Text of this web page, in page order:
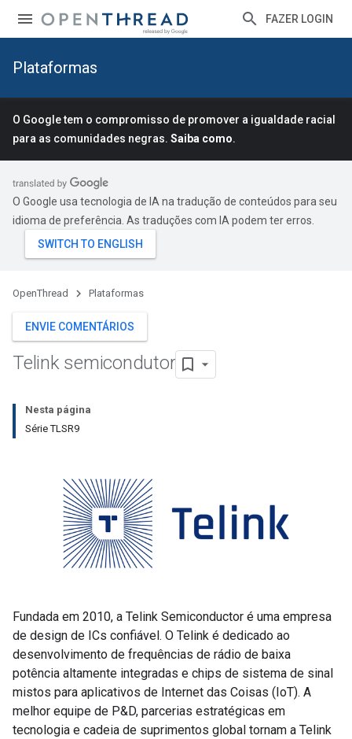
FAZER LOGIN
Plataformas
O Google tem o compromisso de promover a igualdade racial
para as comunidades negras. Saiba como.
O Google usa tecnologia de IA na tradução de conteúdos para seu
idioma de preferência. As traduções com IA podem ter erros.
OpenThread Plataformas
ENVIE COMENTÁRIOS
Telink semicondutor
Nesta página
Série TLSR9
Fundada em 2010, a Telink Semiconductor é uma empresa
de design de ICs confiável. O Telink é dedicado ao
desenvolvimento de frequências de rádio de baixa
potência altamente integradas e chips de sistema de sinal
mistos para aplicativos de Internet das Coisas (IoT). A
melhor equipe de P&D, parcerias estratégicas em
tecnologia e cadeia de suprimentos global tornam a Telink